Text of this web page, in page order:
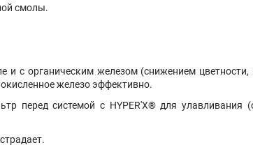
смолы.
с органическим железом (снижением
железо эффективно.
перед системой с HYPER'X® для улавливания